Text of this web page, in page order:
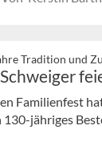
Tradition und
Familienfest
jähriges